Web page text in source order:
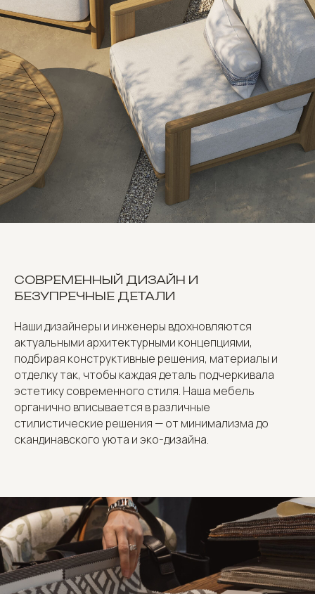
СОВРЕМЕННЫЙ ДИЗАЙН И
БЕЗУПРЕЧНЫЕ ДЕТАЛИ
Наши дизайнеры и инженеры вдохновляются
актуальными архитектурными концепциями,
подбирая конструктивные решения, материалы и
отделку так, чтобы каждая деталь подчеркивала
эстетику современного стиля. Наша мебель
органично вписывается в различные
стилистические решения — от минимализма до
скандинавского уюта и эко-дизайна.